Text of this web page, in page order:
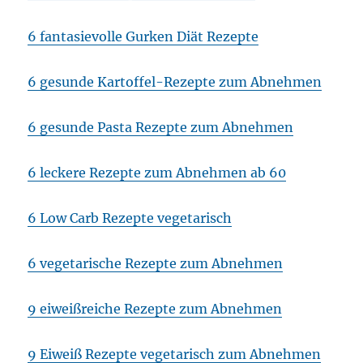
6 fantasievolle Gurken Diät Rezepte
6 gesunde Kartoffel-Rezepte zum Abnehmen
6 gesunde Pasta Rezepte zum Abnehmen
6 leckere Rezepte zum Abnehmen ab 60
6 Low Carb Rezepte vegetarisch
6 vegetarische Rezepte zum Abnehmen
9 eiweißreiche Rezepte zum Abnehmen
9 Eiweiß Rezepte vegetarisch zum Abnehmen